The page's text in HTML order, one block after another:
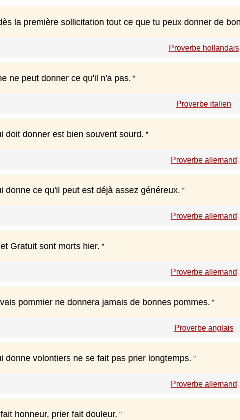
la première sollicitation tout ce que tu peux donner de
Proverbe hollandais
ne peut donner ce qu'il n'a pas.
Proverbe italien
doit donner est bien souvent sourd.
Proverbe allemand
donne ce qu'il peut est déjà assez généreux.
Proverbe allemand
Gratuit sont morts hier.
Proverbe allemand
pommier ne donnera jamais de bonnes pommes.
Proverbe anglais
donne volontiers ne se fait pas prier longtemps.
Proverbe allemand
honneur, prier fait douleur.